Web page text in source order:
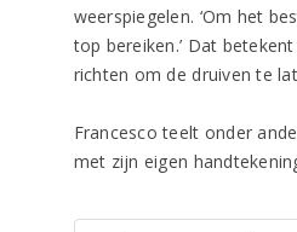
weerspiegelen. ‘Om het
top bereiken.’ Dat
richten om de druiven te
Francesco teelt onder
met zijn eigen